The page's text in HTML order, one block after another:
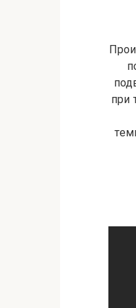
при